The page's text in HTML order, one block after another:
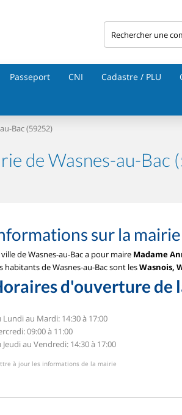
Passeport CNI Cadastre / PLU
Bac (59252)
de Wasnes-au-Bac
sur la mairie
ville de Wasnes-au-Bac a pour maire Madame
habitants de Wasnes-au-Bac sont lesWasnois,
d'ouverture de
Lundi au Mardi: 14:30 à 17:00
09:00 à 11:00
Jeudi au Vendredi: 14:30 à 17:00
à jour les informations de la mairie